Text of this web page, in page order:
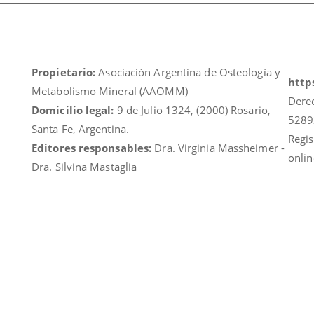
Propietario: Asociación Argentina de Osteología y
Metabolismo Mineral (AAOMM)
Domicilio legal: 9 de Julio 1324, (2000) Rosario,
Santa Fe, Argentina.
Editores responsables: Dra. Virginia Massheimer -
Dra. Silvina Mastaglia